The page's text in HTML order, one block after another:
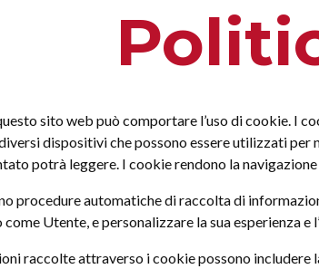
questo sito web può comportare l’uso di cookie.
dispositivi che possono essere utilizzati
potrà leggere. I cookie rendono la
procedure automatiche di raccolta di
Utente, e personalizzare la sua esperienza
raccolte attraverso i cookie possono includere